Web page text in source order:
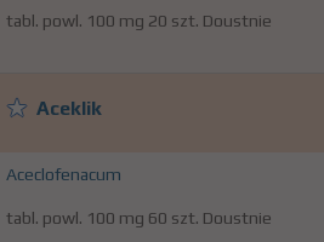
tabl. powl. 100 mg 20 szt. Doustnie
Aceklik
Aceclofenacum
tabl. powl. 100 mg 60 szt. Doustnie